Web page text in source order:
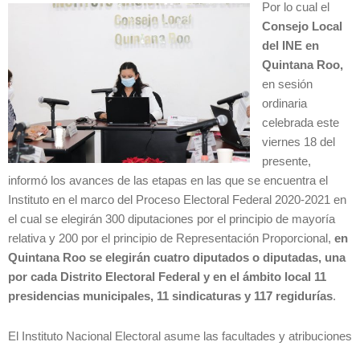
Por lo cual el
Consejo Local
del INE en
Quintana Roo,
en sesión
ordinaria
celebrada este
viernes 18 del
presente,
informó los avances de las etapas en las que se encuentra el
Instituto en el marco del Proceso Electoral Federal 2020-2021 en
el cual se elegirán 300 diputaciones por el principio de mayoría
relativa y 200 por el principio de Representación Proporcional, en
Quintana Roo se elegirán cuatro diputados o diputadas, una
por cada Distrito Electoral Federal y en el ámbito local 11
presidencias municipales, 11 sindicaturas y 117 regidurías.
El Instituto Nacional Electoral asume las facultades y atribuciones